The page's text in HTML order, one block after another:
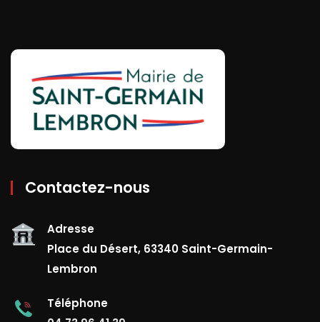
Contactez-nous
Adresse
Place du Désert, 63340 Saint-Germain-
Lembron
Téléphone